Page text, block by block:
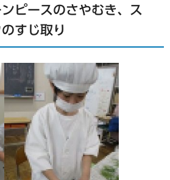
ピースのさやむき、ス
すじ取り